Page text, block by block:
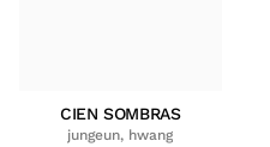
CIEN SOMBRAS
jungeun, hwang